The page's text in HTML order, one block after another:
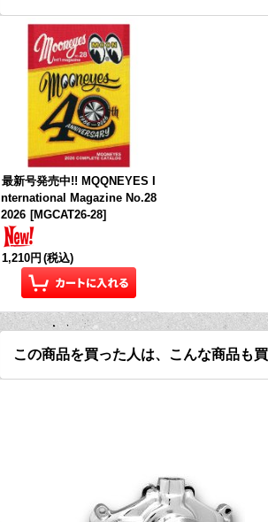
最新号発売中!! MQQNEYES I
nternational Magazine No.28
2026 [MGCAT26-28]
1,210円 (税込)
この商品を買った人は、こんな商品も